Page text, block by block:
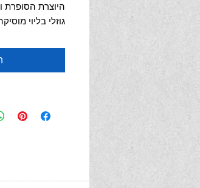
היוצרת הסופרת
גוזלי בליוי
פילוני הקטן
הוא לא פוחד רק
בינתיים הוא
במחשב,